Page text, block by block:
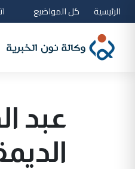
الرئيسية كل المواضيع
عبد